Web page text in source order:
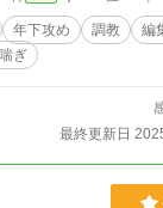
建前で、彼の嗜虐心
年下攻め 調教
編
ぎ
最終更新日